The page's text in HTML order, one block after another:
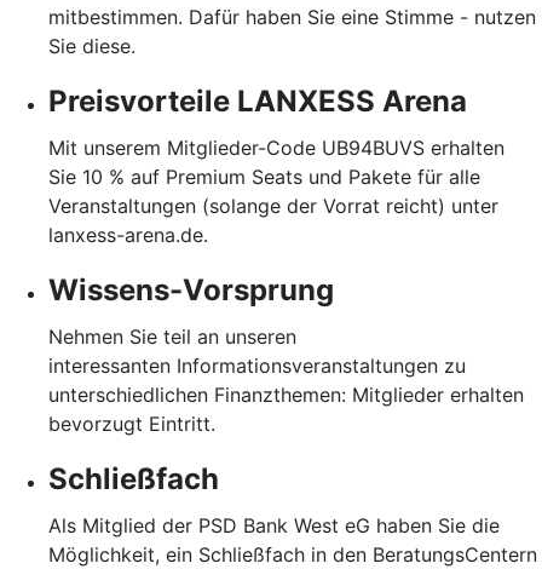
mitbestimmen. Dafür haben Sie eine Stimme - nutzen
Sie diese.
Preisvorteile LANXESS Arena
Mit unserem Mitglieder-Code UB94BUVS erhalten
Sie 10 % auf Premium Seats und Pakete für alle
Veranstaltungen (solange der Vorrat reicht) unter
lanxess-arena.de.
Wissens-Vorsprung
Nehmen Sie teil an unseren
interessanten Informationsveranstaltungen zu
unterschiedlichen Finanzthemen: Mitglieder erhalten
bevorzugt Eintritt.
Schließfach
Als Mitglied der PSD Bank West eG haben Sie die
Möglichkeit, ein Schließfach in den BeratungsCentern